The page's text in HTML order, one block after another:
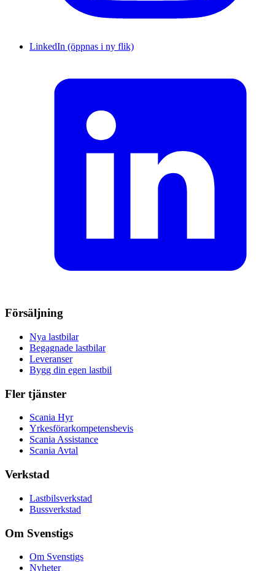
LinkedIn (öppnas i ny flik)
Försäljning
Nya lastbilar
Begagnade lastbilar
Leveranser
Bygg din egen lastbil
Fler tjänster
Scania Hyr
Yrkesförarkompetensbevis
Scania Assistance
Scania Avtal
Verkstad
Lastbilsverkstad
Bussverkstad
Om Svenstigs
Om Svenstigs
Nyheter